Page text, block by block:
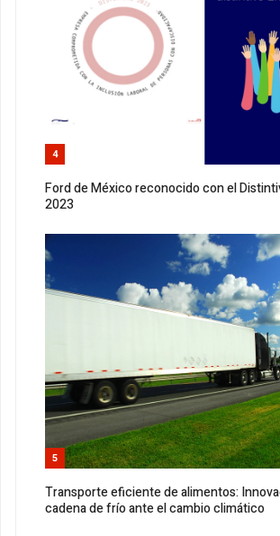
4
Ford de México reconocido con el
2023
5
Transporte eficiente de alimentos:
cadena de frío ante el cambio climático